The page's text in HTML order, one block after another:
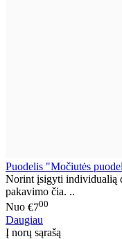
Puodelis "Močiutės
Norint įsigyti individualią
pakavimo čia. ..
Nuo €700
Daugiau
Į norų sąrašą